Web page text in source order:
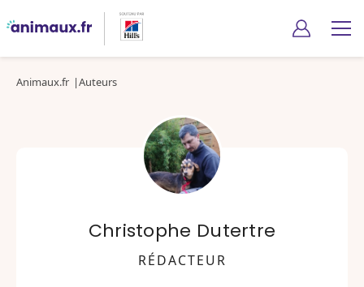
Animaux.fr Auteurs
Christophe Dutertre
RÉDACTEUR